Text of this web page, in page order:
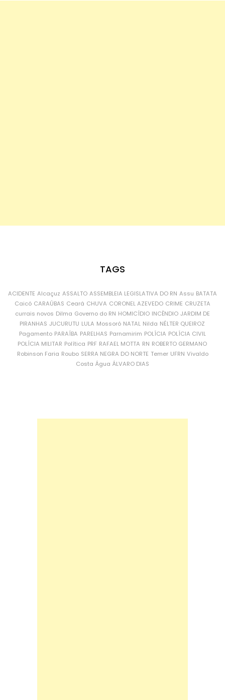
TAGS
ACIDENTE Alcaçuz ASSALTO ASSEMBLEIA LEGISLATIVA DO RN Assu BATATA
Caicó CARAÚBAS Ceará CHUVA CORONEL AZEVEDO CRIME CRUZETA
currais novos Dilma Governo do RN HOMICÍDIO INCÊNDIO JARDIM DE
PIRANHAS JUCURUTU LULA Mossoró NATAL Nilda NÉLTER QUEIROZ
Pagamento PARAÍBA PARELHAS Parnamirim POLÍCIA POLÍCIA CIVIL
POLÍCIA MILITAR Política PRF RAFAEL MOTTA RN ROBERTO GERMANO
Robinson Faria Roubo SERRA NEGRA DO NORTE Temer UFRN Vivaldo
Costa Água ÁLVARO DIAS